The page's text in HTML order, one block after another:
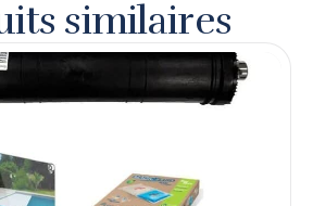
similaires